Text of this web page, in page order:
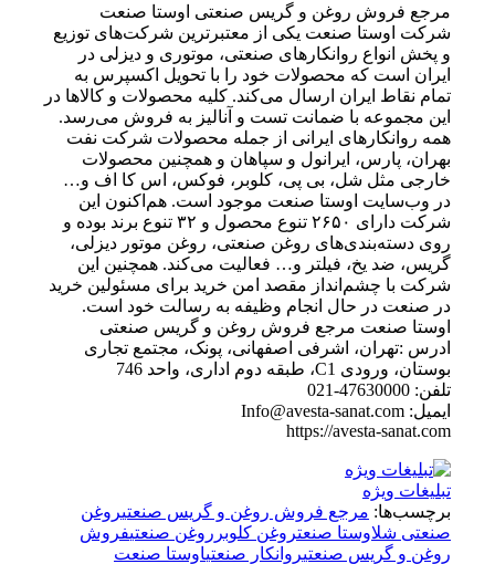
مرجع فروش روغن و گریس صنعتی اوستا صنعت
شرکت اوستا صنعت یکی از معتبرترین شرکت‌های توزیع
و پخش انواع روانکارهای صنعتی، موتوری و دیزلی در
ایران است که محصولات خود را با تحویل اکسپرس به
تمام نقاط ایران ارسال می‌کند. کلیه محصولات و کالاها در
این مجموعه با ضمانت تست و آنالیز به فروش می‌رسد.
همه روانکارهای ایرانی از جمله محصولات شرکت نفت
بهران، پارس، ایرانول و سپاهان و همچنین محصولات
خارجی مثل شل، بی پی، کلوبر، فوکس، اس کا اف و…
در وب‌سایت اوستا صنعت موجود است. هم‌اکنون این
شرکت دارای ۲۶۵۰ تنوع محصول و ۳۲ تنوع برند بوده و
روی دسته‌بندی‌های روغن صنعتی، روغن موتور دیزلی،
گریس، ضد یخ، فیلتر و… فعالیت می‌کند. همچنین این
شرکت با چشم‌انداز مقصد امن خرید برای مسئولین خرید
در صنعت در حال انجام وظیفه به رسالت خود است.
اوستا صنعت مرجع فروش روغن و گریس صنعتی
ادرس :تهران، اشرفی اصفهانی، پونک، مجتمع تجاری
بوستان، ورودی C1، طبقه دوم اداری، واحد 746
تلفن: 47630000-021
ایمیل: Info@avesta-sanat.com
https://avesta-sanat.com
تبلیغات ویژه
برچسب‌ها:مرجع فروش روغن و گریس صنعتیروغن
صنعتی شل اوستا صنعت روغن کلوبر روغن صنعتیفروش
روغن و گریس صنعتیروانکار صنعتیاوستا صنعت